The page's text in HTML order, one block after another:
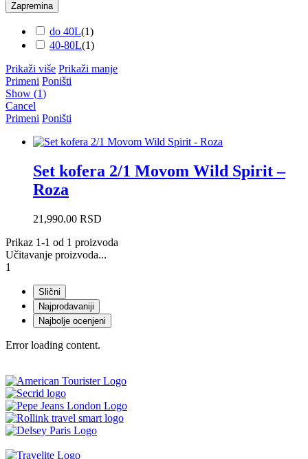
Zapremina
do 40L(1)
40-80L(1)
Prikaži više Prikaži manje
Primeni Poništi
Show (1)
Cancel
Primeni Poništi
Set kofera 2/1 Movom Wild Spirit –
Roza
21,990.00 RSD
Prikaz 1-1 od 1 proizvoda
Učitavanje proizvoda...
1
Slični
Najprodavaniji
Najbolje ocenjeni
Error loading content.